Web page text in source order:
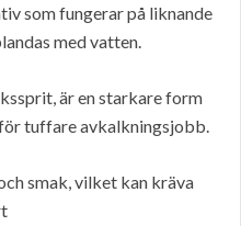
som fungerar på liknande
med vatten.
är en starkare form
tuffare avkalkningsjobb.
smak, vilket kan kräva